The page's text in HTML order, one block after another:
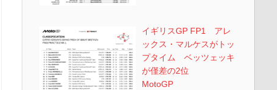
イギリスGP FP1 アレ
ックス・マルケスがトッ
プタイム ベッツェッキ
が僅差の2位
MotoGP